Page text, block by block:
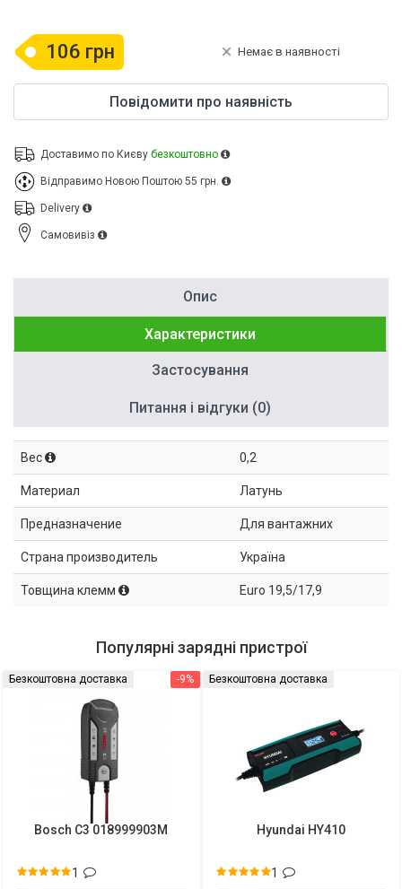
106 грн Немає в наявності
Повідомити про наявність
Доставимо по Києву безкоштовно
Відправимо Новою Поштою 55 грн.
Delivery
Cамовивіз
Опис
Характеристики
Застосування
Питання і відгуки (0)
Вес 0,2
Материал Латунь
Предназначение Для вантажних
Страна производитель Україна
Товщина клемм Euro 19,5/17,9
Популярні зарядні пристрої
-9%
Безкоштовна доставка
Bosch C3 018999903M
1
Безкоштовна доставка
Hyundai HY410
1